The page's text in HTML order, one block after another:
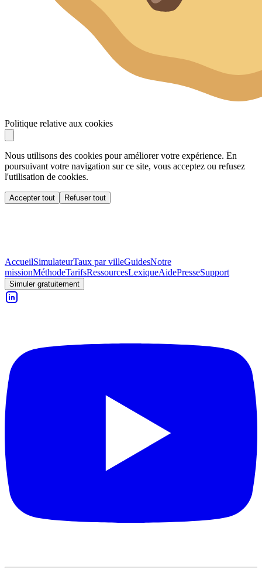
Politique relative aux cookies
Nous utilisons des cookies pour améliorer votre expérience. En
poursuivant votre navigation sur ce site, vous acceptez ou refusez
l'utilisation de cookies.
Accepter tout Refuser tout
AccueilSimulateurTaux par villeGuidesNotre
missionMéthodeTarifsRessourcesLexiqueAidePresseSupport
Simuler gratuitement